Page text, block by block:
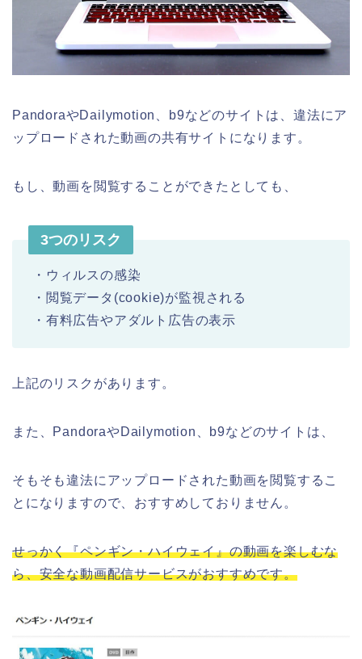
PandoraやDailymotion、b9などのサイトは、違法にア
ップロードされた動画の共有サイトになります。
もし、動画を閲覧することができたとしても、
3つのリスク
・ウィルスの感染
・閲覧データ(cookie)が監視される
・有料広告やアダルト広告の表示
上記のリスクがあります。
また、PandoraやDailymotion、b9などのサイトは、
そもそも違法にアップロードされた動画を閲覧するこ
とになりますので、おすすめしておりません。
せっかく『ペンギン・ハイウェイ』の動画を楽しむな
ら、安全な動画配信サービスがおすすめです。